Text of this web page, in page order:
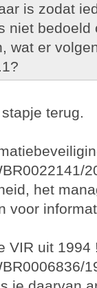
is zodat
niet
wat er
terug.
het
voor
VIR uit 1994